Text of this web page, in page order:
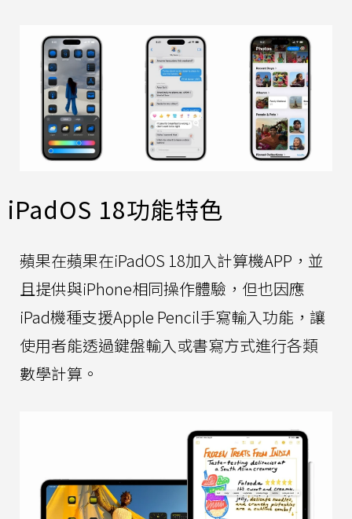
iPadOS 18功能特色
蘋果在蘋果在iPadOS 18加入計算機APP，並
且提供與iPhone相同操作體驗，但也因應
iPad機種支援Apple Pencil手寫輸入功能，讓
使用者能透過鍵盤輸入或書寫方式進行各類
數學計算。